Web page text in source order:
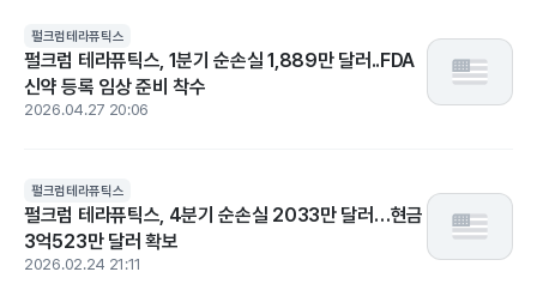
펄크럼테라퓨틱스
펄크럼 테라퓨틱스, 1분기 순손실 1,889만 달러..FDA
신약 등록 임상 준비 착수
2026.04.27 20:06
펄크럼테라퓨틱스
펄크럼 테라퓨틱스, 4분기 순손실 2033만 달러…현금
3억523만 달러 확보
2026.02.24 21:11